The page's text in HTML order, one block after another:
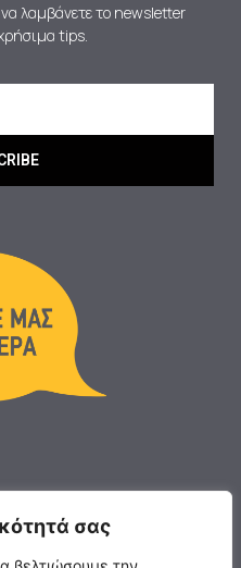
σας
λαμβάνετε το newsletter
tips.